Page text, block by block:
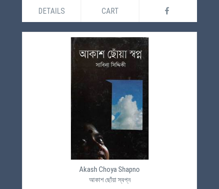
DETAILS CART
Akash Choya Shapno
আকাশ ছোঁয়া স্বপ্ন